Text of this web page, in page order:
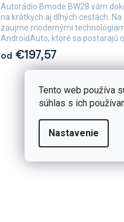
Tento web používa
súhlas s ich
Nastavenie
od €197,57
Autorádio Bmode BW28 vám
na krátkych aj dlhých cestách. Na
zaujme modernými
AndroidAuto, ktoré sa postarajú